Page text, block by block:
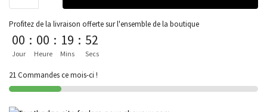
Profitez de la livraison offerte sur l'ensemble de la boutique
00
Jour
: 00
Heure
: 19
Mins
: 52
Secs
21 Commandes ce mois-ci !